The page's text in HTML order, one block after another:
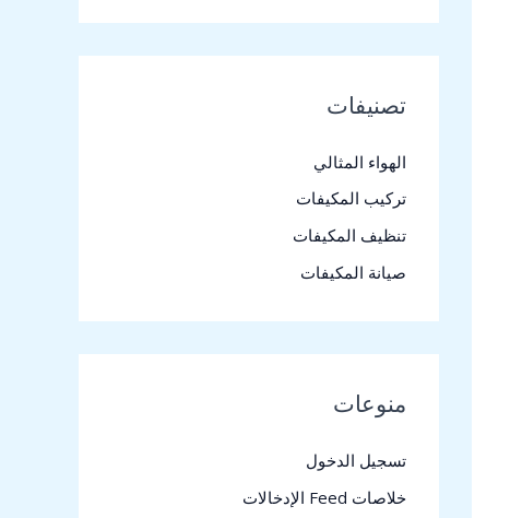
تصنيفات
الهواء المثالي
تركيب المكيفات
تنظيف المكيفات
صيانة المكيفات
منوعات
تسجيل الدخول
خلاصات Feed الإدخالات